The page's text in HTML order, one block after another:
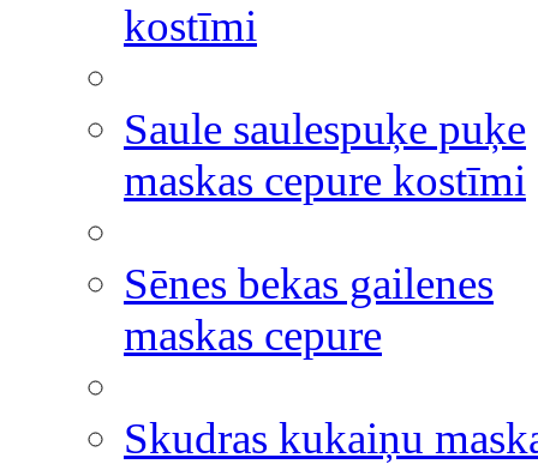
kostīmi
Saule saulespuķe puķe
maskas cepure kostīmi
Sēnes bekas gailenes
maskas cepure
Skudras kukaiņu